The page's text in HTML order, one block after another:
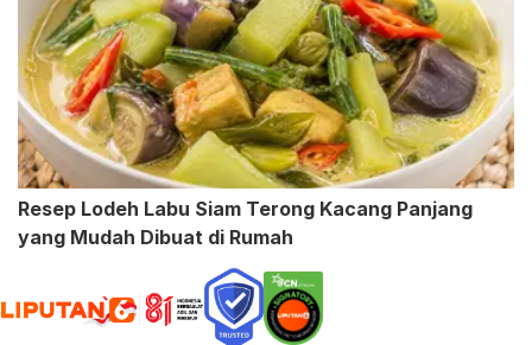
Resep Lodeh Labu Siam Terong Kacang Panjang
yang Mudah Dibuat di Rumah